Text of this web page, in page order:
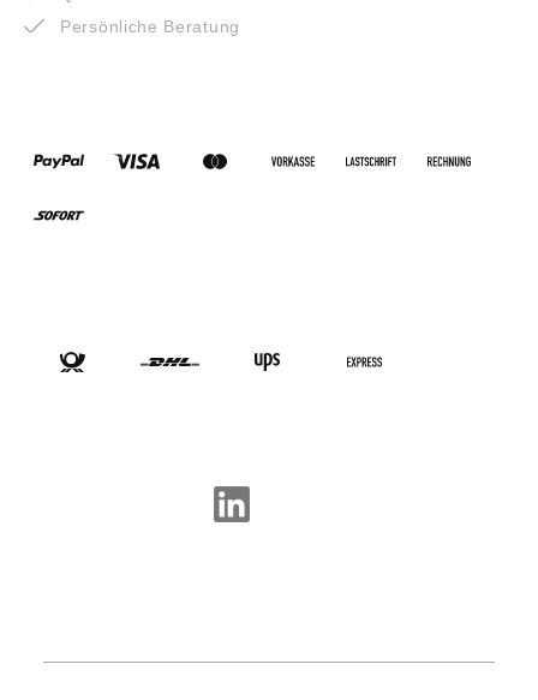
Persönliche Beratung